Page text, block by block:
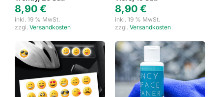
8,90 €
inkl. 19 % MwSt.
zzgl. Versandkosten
8,90 €
inkl. 19 % MwSt.
zzgl. Versandkosten